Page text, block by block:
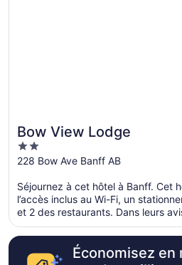
Bow View Lodge
2
out
5
228 Bow Ave Banff AB
Séjournez à cet hôtel à Banff. Cet
l’accès inclus au Wi-Fi, un
et 2 des restaurants. Dans leurs
Économisez en